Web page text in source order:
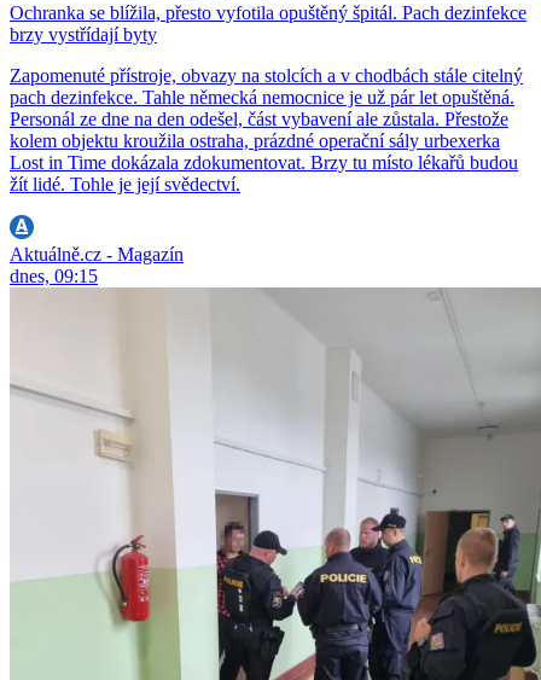
Ochranka se blížila, přesto vyfotila opuštěný špitál. Pach dezinfekce
brzy vystřídají byty
Zapomenuté přístroje, obvazy na stolcích a v chodbách stále citelný
pach dezinfekce. Tahle německá nemocnice je už pár let opuštěná.
Personál ze dne na den odešel, část vybavení ale zůstala. Přestože
kolem objektu kroužila ostraha, prázdné operační sály urbexerka
Lost in Time dokázala zdokumentovat. Brzy tu místo lékařů budou
žít lidé. Tohle je její svědectví.
Aktuálně.cz - Magazín
dnes, 09:15